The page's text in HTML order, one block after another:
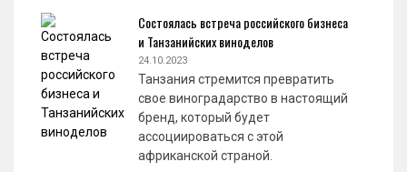
Состоялась встреча российского бизнеса
и Танзанийских виноделов
24.10.2023
Танзания стремится превратить
свое виноградарство в настоящий
бренд, который будет
ассоциироваться с этой
африканской страной.